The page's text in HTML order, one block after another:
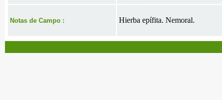
Notas de Campo : Hierba epífita. Nemoral.